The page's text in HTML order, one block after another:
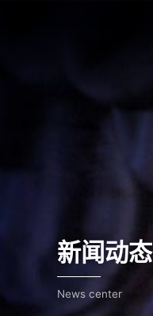
新闻动态
News center